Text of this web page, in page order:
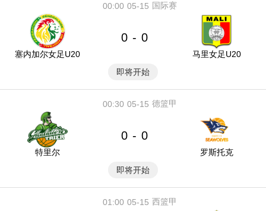
05-15
00:00 国际赛
塞内加尔女足U20
0 - 0
马里女足U20
即将开始
05-15
00:30 德篮甲
特里尔
0 - 0
罗斯托克
即将开始
05-15
01:00 西篮甲